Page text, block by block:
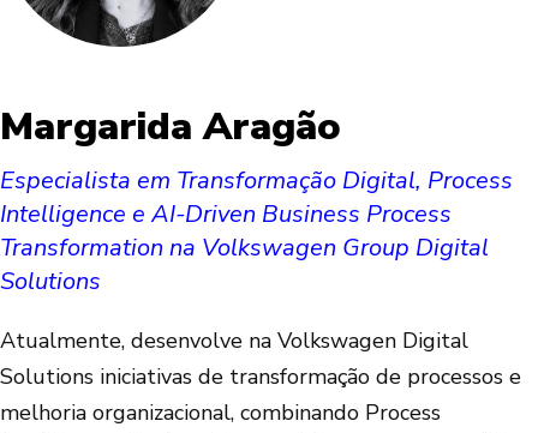
Margarida Aragão
Especialista em Transformação Digital, Process
Intelligence e AI-Driven Business Process
Transformation na Volkswagen Group Digital
Solutions
Atualmente, desenvolve na Volkswagen Digital
Solutions iniciativas de transformação de processos e
melhoria organizacional, combinando Process